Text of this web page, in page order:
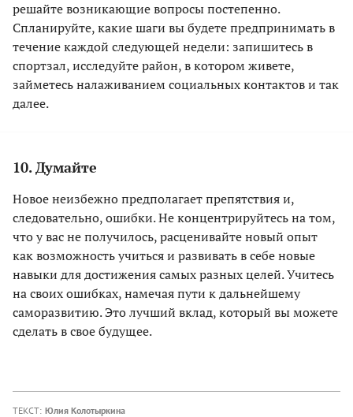
решайте возникающие вопросы постепенно.
Спланируйте, какие шаги вы будете предпринимать в
течение каждой следующей недели: запишитесь в
спортзал, исследуйте район, в котором живете,
займетесь налаживанием социальных контактов и так
далее.
10. Думайте
Новое неизбежно предполагает препятствия и,
следовательно, ошибки. Не концентрируйтесь на том,
что у вас не получилось, расценивайте новый опыт
как возможность учиться и развивать в себе новые
навыки для достижения самых разных целей. Учитесь
на своих ошибках, намечая пути к дальнейшему
саморазвитию. Это лучший вклад, который вы можете
сделать в свое будущее.
ТЕКСТ: Юлия Колотыркина